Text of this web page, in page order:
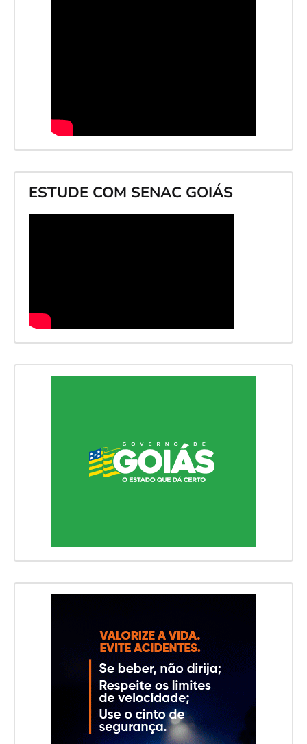
ESTUDE COM SENAC GOIÁS